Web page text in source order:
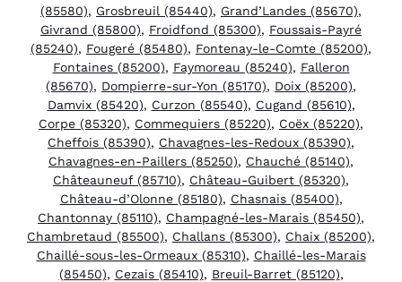
(85580), Grosbreuil (85440), Grand’Landes (85670),
Givrand (85800), Froidfond (85300), Foussais-Payré
(85240), Fougeré (85480), Fontenay-le-Comte (85200),
Fontaines (85200), Faymoreau (85240), Falleron
(85670), Dompierre-sur-Yon (85170), Doix (85200),
Damvix (85420), Curzon (85540), Cugand (85610),
Corpe (85320), Commequiers (85220), Coëx (85220),
Cheffois (85390), Chavagnes-les-Redoux (85390),
Chavagnes-en-Paillers (85250), Chauché (85140),
Châteauneuf (85710), Château-Guibert (85320),
Château-d’Olonne (85180), Chasnais (85400),
Chantonnay (85110), Champagné-les-Marais (85450),
Chambretaud (85500), Challans (85300), Chaix (85200),
Chaillé-sous-les-Ormeaux (85310), Chaillé-les-Marais
(85450), Cezais (85410), Breuil-Barret (85120),